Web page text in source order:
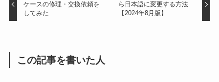
ケースの修理・交換依頼を
してみた
ら日本語に変更する方法
【2024年8月版】
この記事を書いた人